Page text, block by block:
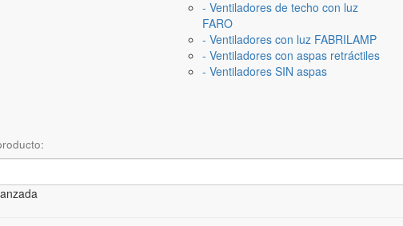
- Ventiladores de techo con luz
FARO
- Ventiladores con luz FABRILAMP
- Ventiladores con aspas retráctiles
- Ventiladores SIN aspas